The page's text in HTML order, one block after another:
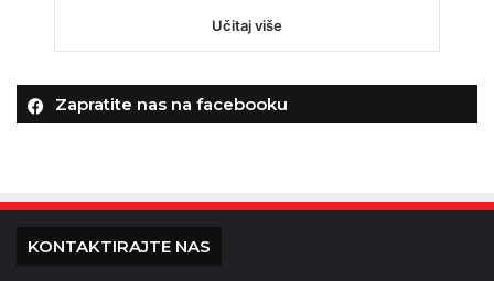
Učitaj više
Zapratite nas na facebooku
KONTAKTIRAJTE NAS